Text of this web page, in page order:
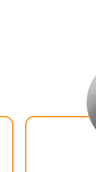
Grâce à sa
du
de présenter
des